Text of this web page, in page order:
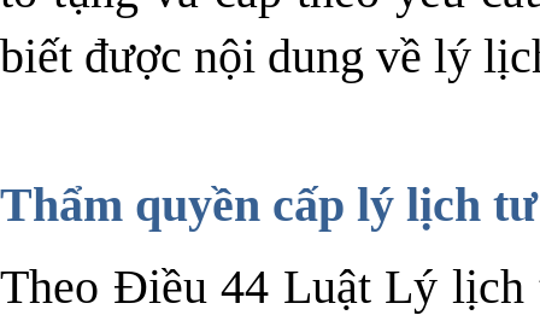
biết được nội dung về lý
Thẩm quyền cấp lý lịch
Theo Điều 44 Luật Lý lịch